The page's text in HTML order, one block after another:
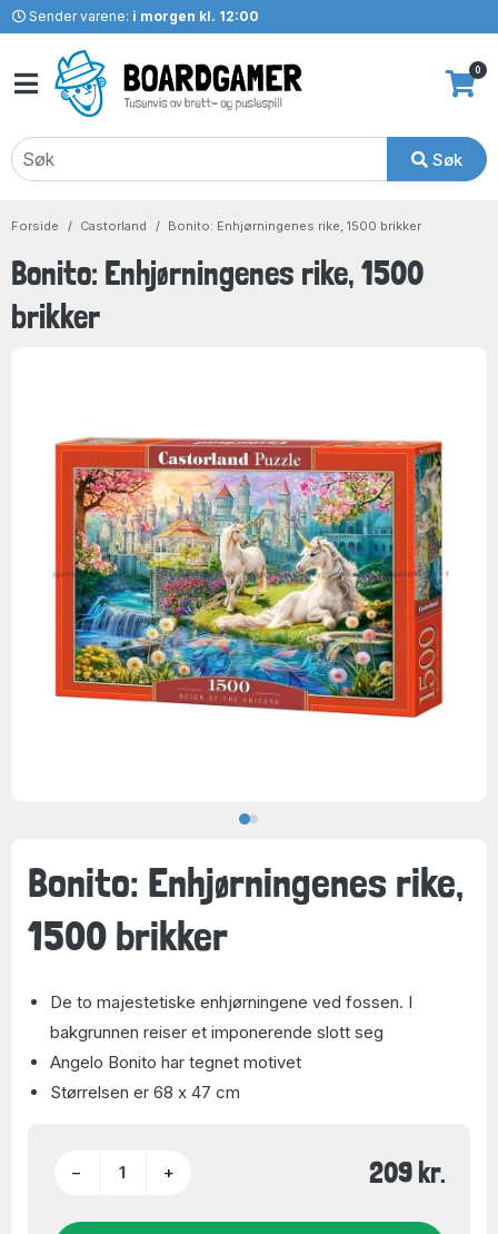
Sender varene: i morgen kl. 12:00
Søk
0
Forside Castorland Bonito: Enhjørningenes rike, 1500 brikker
Bonito: Enhjørningenes rike, 1500
brikker
Bonito: Enhjørningenes rike,
1500 brikker
De to majestetiske enhjørningene ved fossen. I
bakgrunnen reiser et imponerende slott seg
Angelo Bonito har tegnet motivet
Størrelsen er 68 x 47 cm
− + 209 kr.